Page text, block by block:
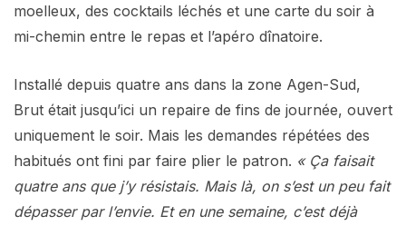
moelleux, des cocktails léchés et une carte du soir à
mi-chemin entre le repas et l’apéro dînatoire.
Installé depuis quatre ans dans la zone Agen-Sud,
Brut était jusqu’ici un repaire de fins de journée, ouvert
uniquement le soir. Mais les demandes répétées des
habitués ont fini par faire plier le patron. « Ça faisait
quatre ans que j’y résistais. Mais là, on s’est un peu fait
dépasser par l’envie. Et en une semaine, c’est déjà